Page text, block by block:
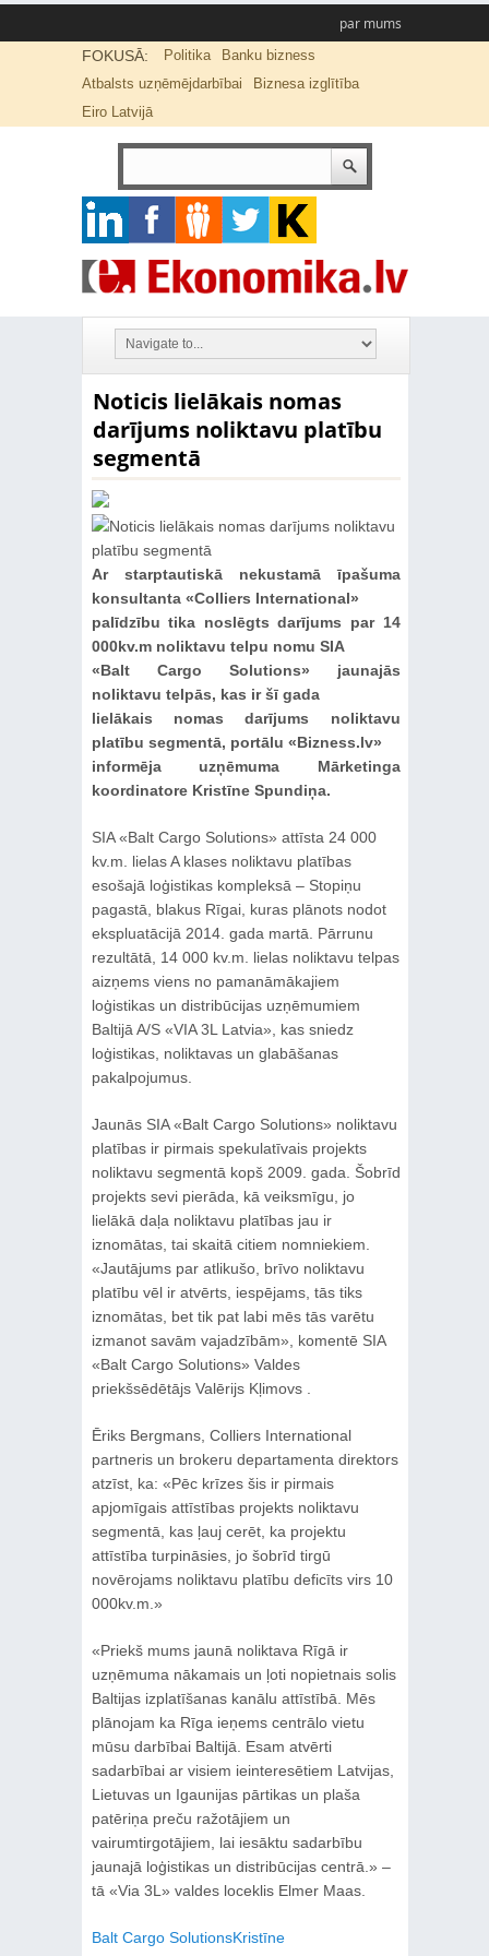
par mums
FOKUSĀ: Politika
Banku bizness
Atbalsts uzņēmējdarbībai
Biznesa izglītība
Eiro Latvijā
Noticis lielākais nomas
darījums noliktavu platību
segmentā
Ar starptautiskā nekustamā īpašuma
konsultanta «Colliers International»
palīdzību tika noslēgts darījums par 14
000kv.m noliktavu telpu nomu SIA
«Balt Cargo Solutions» jaunajās
noliktavu telpās, kas ir šī gada
lielākais nomas darījums noliktavu
platību segmentā, portālu «Bizness.lv»
informēja uzņēmuma Mārketinga
koordinatore Kristīne Spundiņa.
SIA «Balt Cargo Solutions» attīsta 24 000
kv.m. lielas A klases noliktavu platības
esošajā loģistikas kompleksā – Stopiņu
pagastā, blakus Rīgai, kuras plānots nodot
ekspluatācijā 2014. gada martā. Pārrunu
rezultātā, 14 000 kv.m. lielas noliktavu telpas
aizņems viens no pamanāmākajiem
loģistikas un distribūcijas uzņēmumiem
Baltijā A/S «VIA 3L Latvia», kas sniedz
loģistikas, noliktavas un glabāšanas
pakalpojumus.
Jaunās SIA «Balt Cargo Solutions» noliktavu
platības ir pirmais spekulatīvais projekts
noliktavu segmentā kopš 2009. gada. Šobrīd
projekts sevi pierāda, kā veiksmīgu, jo
lielākā daļa noliktavu platības jau ir
iznomātas, tai skaitā citiem nomniekiem.
«Jautājums par atlikušo, brīvo noliktavu
platību vēl ir atvērts, iespējams, tās tiks
iznomātas, bet tik pat labi mēs tās varētu
izmanot savām vajadzībām», komentē SIA
«Balt Cargo Solutions» Valdes
priekšsēdētājs Valērijs Kļimovs .
Ēriks Bergmans, Colliers International
partneris un brokeru departamenta direktors
atzīst, ka: «Pēc krīzes šis ir pirmais
apjomīgais attīstības projekts noliktavu
segmentā, kas ļauj cerēt, ka projektu
attīstība turpināsies, jo šobrīd tirgū
novērojams noliktavu platību deficīts virs 10
000kv.m.»
«Priekš mums jaunā noliktava Rīgā ir
uzņēmuma nākamais un ļoti nopietnais solis
Baltijas izplatīšanas kanālu attīstībā. Mēs
plānojam ka Rīga ieņems centrālo vietu
mūsu darbībai Baltijā. Esam atvērti
sadarbībai ar visiem ieinteresētiem Latvijas,
Lietuvas un Igaunijas pārtikas un plaša
patēriņa preču ražotājiem un
vairumtirgotājiem, lai iesāktu sadarbību
jaunajā loģistikas un distribūcijas centrā.» –
tā «Via 3L» valdes loceklis Elmer Maas.
Balt Cargo SolutionsKristīne